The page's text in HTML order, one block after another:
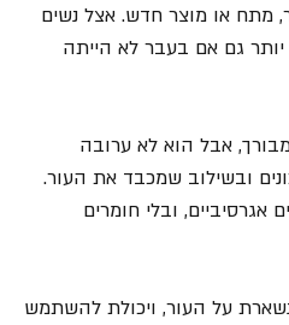
מתח או מוצר חדש. אצל נשים
יותר גם אם בעבר לא הייתה
אבל הוא לא ערובה
ובשילוב שמכבד את העור.
ובלי חומרים
על העור, ויכולת להשתמש